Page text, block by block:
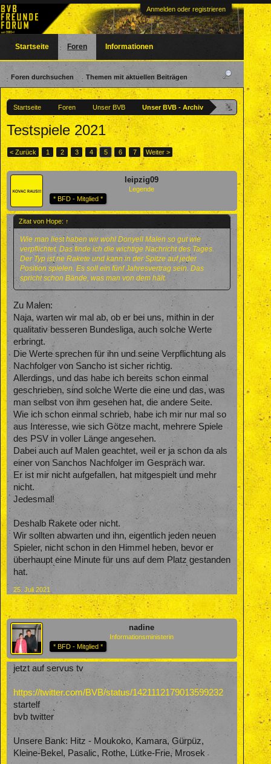
Anmelden oder registrieren
Startseite Foren Unser BVB Unser BVB - Archiv
Testspiele 2021
< Zurück 1 2 3 4 5 6 7 Weiter >
leipzig09
Legende
* BFD - Mitglied *
Zitat von Hope: ↑
Wie man liest haben wir wohl Donyell Malen so gut wie
verpflichtet. Das finde ich die wichtige Nachricht des Tages.
Der Typ ist ne Rakete und kann in der Spitze auf jeder
Position spielen. Es soll ein fünf Jahresvertrag sein. Das
spricht schon Bände, was man von dem hält.
Zu Malen:
Naja, warten wir mal ab, ob er bei uns, mithin in der
qualitativ besseren Bundesliga, auch solche Werte
erbringt.
Die Werte sprechen für ihn und seine Verpflichtung als
Nachfolger von Sancho ist sicher richtig.
Allerdings, und das habe ich bereits schon einmal
geschrieben, sind solche Werte die eine und das, was
man selbst von ihm gesehen hat, die andere Seite.
Wie ich schon einmal schrieb, habe ich mir nur mal so
aus Interesse, wie sich Götze macht, mehrere Spiele
des PSV in voller Länge angesehen.
Dabei auch auf Malen geachtet, weil er ja schon da als
einer von Sanchos Nachfolger im Gespräch war.
Er ist mir nicht aufgefallen, hat mitgespielt und mehr
nicht.
Jedesmal!
Deshalb Rakete oder nicht.
Wir sollten abwarten und ihn, eigentlich jeden neuen
Spieler, nicht schon in den Himmel heben, bevor er
überhaupt eine Minute für uns auf dem Platz gestanden
hat.
25. Juli 2021
nadine
Informationsministerin
* BFD - Mitglied *
jetzt auf servus tv
https://twitter.com/BVB/status/1421112179013599232
startelf
bvb twitter
Unsere Bank: Hitz - Moukoko, Kamara, Gürpüz,
Kleine-Bekel, Pasalic, Rothe, Lütke-Frie, Mrosek
Startseite Foren
Foren durchsuchen Themen mit aktuellen Beiträgen
Informationen